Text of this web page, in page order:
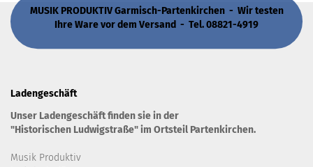
MUSIK PRODUKTIV Garmisch-Partenkirchen - Wir testen
Ihre Ware vor dem Versand - Tel. 08821-4919
Ladengeschäft
Unser Ladengeschäft finden sie in der
"Historischen Ludwigstraße" im Ortsteil Partenkirchen.
Musik Produktiv